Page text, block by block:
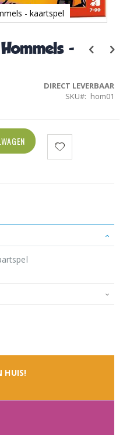
-
DIRECT LEVERBAAR
SKU
hom01
- kaartspel
HUIS!